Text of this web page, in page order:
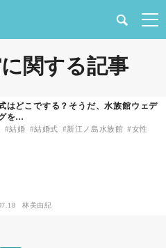
関する記事
はどこでする？そうだ、水族館ウェデ
を…
結婚 結婚式 新江ノ島水族館 女性
林美由紀